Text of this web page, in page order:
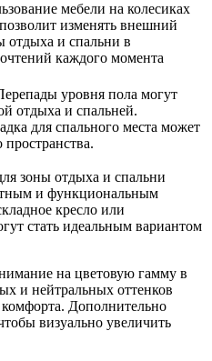
мебели на колесиках
изменять внешний
отдыха и спальни в
каждого момента
уровня пола могут
отдыха и спальней.
для спального места может
зоны отдыха и спальни
и функциональным
кресло или
стать идеальным вариантом
на цветовую гамму в
и нейтральных оттенков
Дополнительно
визуально увеличить